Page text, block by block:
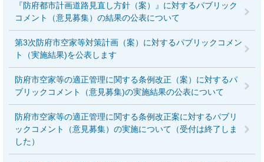
『防府都市計画道路見直し方針（案）』に対するパブリック
コメント（意見募集）の結果の公表について
第3次防府市空家等対策計画（案）に対するパブリックコメン
ト（実施結果)を公表します
防府市空家等の適正管理に関する条例改正（案）に対するパ
ブリックコメント（意見募集)の実施結果の公表について
防府市空家等の適正管理に関する条例改正案に対するパブリ
ックコメント（意見募集）の実施について（受付は終了しま
した）